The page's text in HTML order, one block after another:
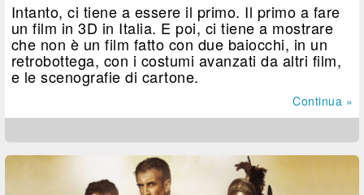
Intanto, ci tiene a essere il primo. Il primo a fare
un film in 3D in Italia. E poi, ci tiene a mostrare
che non è un film fatto con due baiocchi, in un
retrobottega, con i costumi avanzati da altri film,
e le scenografie di cartone.
Continua »